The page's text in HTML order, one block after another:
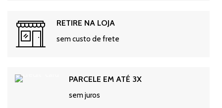
RETIRE NA LOJA
sem custo de frete
PARCELE EM ATÉ 3X
sem juros